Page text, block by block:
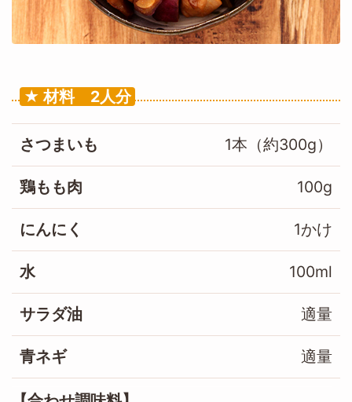
材料 2人分
さつまいも 1本（約300g）
鶏もも肉 100g
にんにく 1かけ
水 100ml
サラダ油 適量
青ネギ 適量